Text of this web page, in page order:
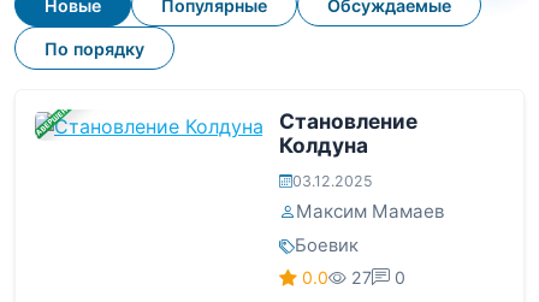
Новые Популярные Обсуждаемые
По порядку
ЗАВЕРШЕНА
Становление
Колдуна
03.12.2025
Максим Мамаев
Боевик
0.0 27 0